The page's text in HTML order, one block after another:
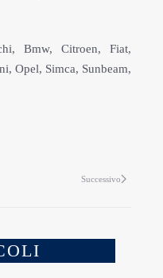
Bmw, Citroen, Fiat,
Opel, Simca, Sunbeam,
Successivo